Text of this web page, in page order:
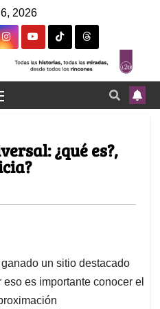
2026
¿qué es?,
un sitio destacado
es importante conocer el